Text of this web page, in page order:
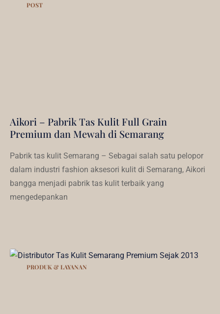
POST
Aikori – Pabrik Tas Kulit Full Grain
Premium dan Mewah di Semarang
Pabrik tas kulit Semarang – Sebagai salah satu pelopor
dalam industri fashion aksesori kulit di Semarang, Aikori
bangga menjadi pabrik tas kulit terbaik yang
mengedepankan
PRODUK & LAYANAN